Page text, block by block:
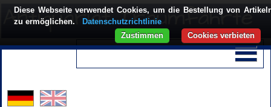
Diese Webseite verwendet Cookies, um die Bestellung von
zu ermöglichen.
Datenschutzrichtlinie
Cookies verbieten
Zustimmen